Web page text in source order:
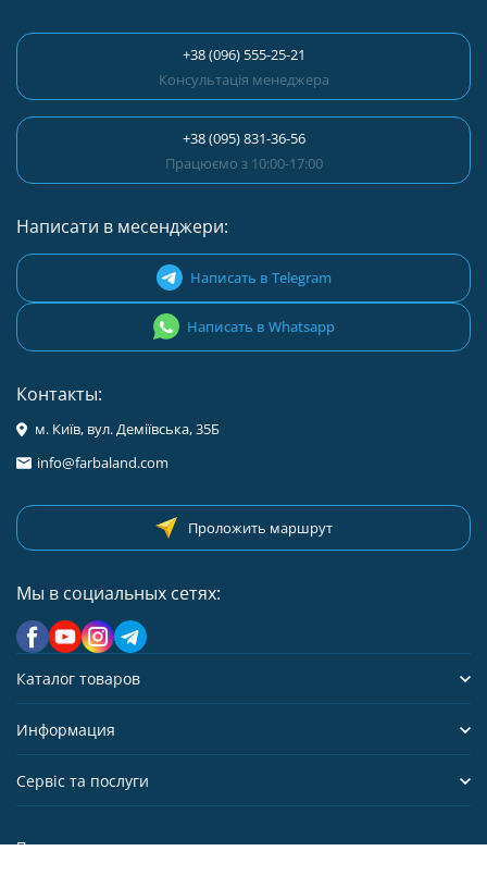
+38 (096) 555-25-21
Консультація менеджера
+38 (095) 831-36-56
Працюємо з 10:00-17:00
Написати в месенджери:
Написать в Telegram
Написать в Whatsapp
Контакты:
м. Київ, вул. Деміївська, 35Б
info@farbaland.com
Проложить маршрут
Мы в социальных сетях:
Каталог товаров
Информация
Сервіс та послуги
Политика персональных данных